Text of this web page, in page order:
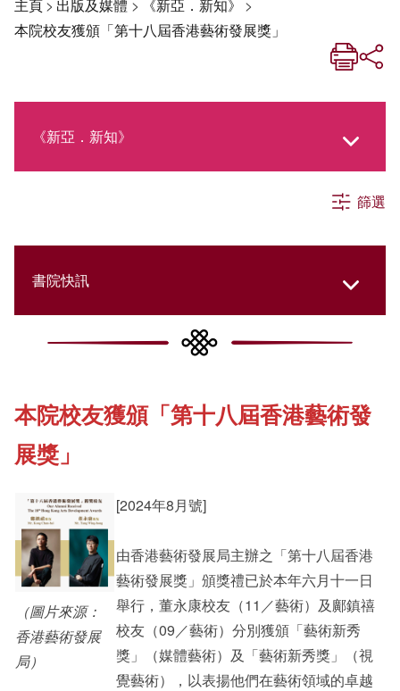
主頁> 出版及媒體 > 《新亞．新知》 >
本院校友獲頒「第十八屆香港藝術發展獎」
《新亞．新知》
社交媒體專欄
《新亞簡訊》
《新亞書院概覽》
新亞影集
影片庫
篩選
書院快訊
Cultural Topics
Student Development
Alumni Connections
本院校友獲頒「第十八屆香港藝術發
展獎」
（圖片來源：
香港藝術發展
局）
[2024年8月號]
由香港藝術發展局主辦之「第十八屆香港
藝術發展獎」頒獎禮已於本年六月十一日
舉行，董永康校友（11／藝術）及鄺鎮禧
校友（09／藝術）分別獲頒「藝術新秀
獎」（媒體藝術）及「藝術新秀獎」（視
覺藝術），以表揚他們在藝術領域的卓越